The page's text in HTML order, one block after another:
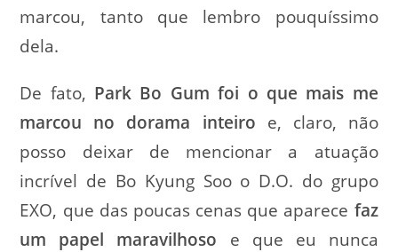
marcou, tanto que lembro pouquíssimo
dela.
De fato, Park Bo Gum foi o que mais me
marcou no dorama inteiro e, claro, não
posso deixar de mencionar a atuação
incrível de Bo Kyung Soo o D.O. do grupo
EXO, que das poucas cenas que aparece faz
um papel maravilhoso e que eu nunca